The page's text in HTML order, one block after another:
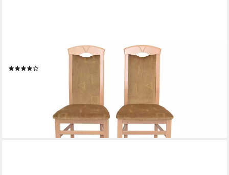
MOEBEL-DIREKT-ONLINE
Esszimmerstuhl Massivholzstuhl 2er-Set (Spar-Set), 2er-Set
lieferbar - in 6-7 Werktagen bei dir
+4